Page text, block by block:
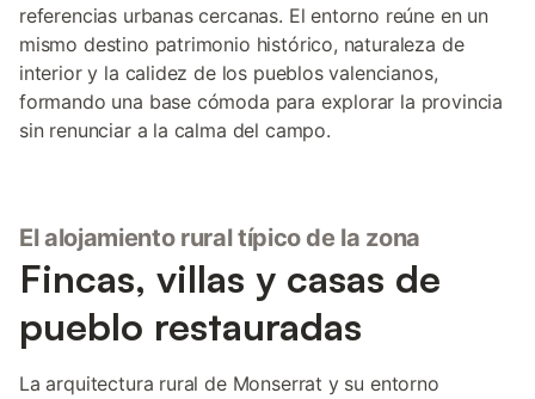
referencias urbanas cercanas. El entorno reúne en un
mismo destino patrimonio histórico, naturaleza de
interior y la calidez de los pueblos valencianos,
formando una base cómoda para explorar la provincia
sin renunciar a la calma del campo.
El alojamiento rural típico de la zona
Fincas, villas y casas de
pueblo restauradas
La arquitectura rural de Monserrat y su entorno